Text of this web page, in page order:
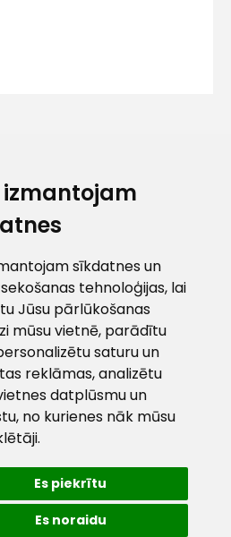
izmantojam
sīkdatnes un
tehnoloģijas, lai
Jūsu pārlūkošanas
mūsu vietnē, parādītu
saturu un
reklāmas, analizētu
datplūsmu un
no kurienes nāk mūsu
Es piekrītu
Es noraidu
nov., LV - 3801
8:00 - 17:00
Sūtīt ziņojumu
Klientu
atbalsts
Darbdienās:
8:00 – 17:00
info@hards.lv